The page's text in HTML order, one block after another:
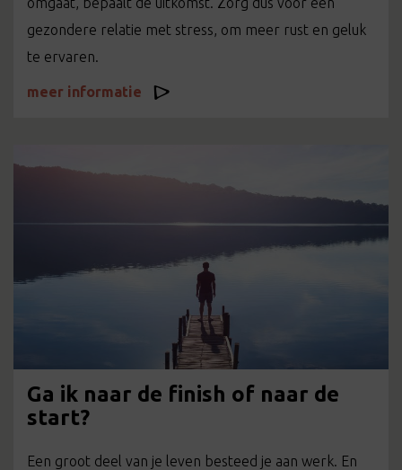
gezondere relatie met stress, om meer rust en geluk
te ervaren.
meer informatie
Ga ik naar de finish of naar de
start?
Een groot deel van je leven besteed je aan werk. En